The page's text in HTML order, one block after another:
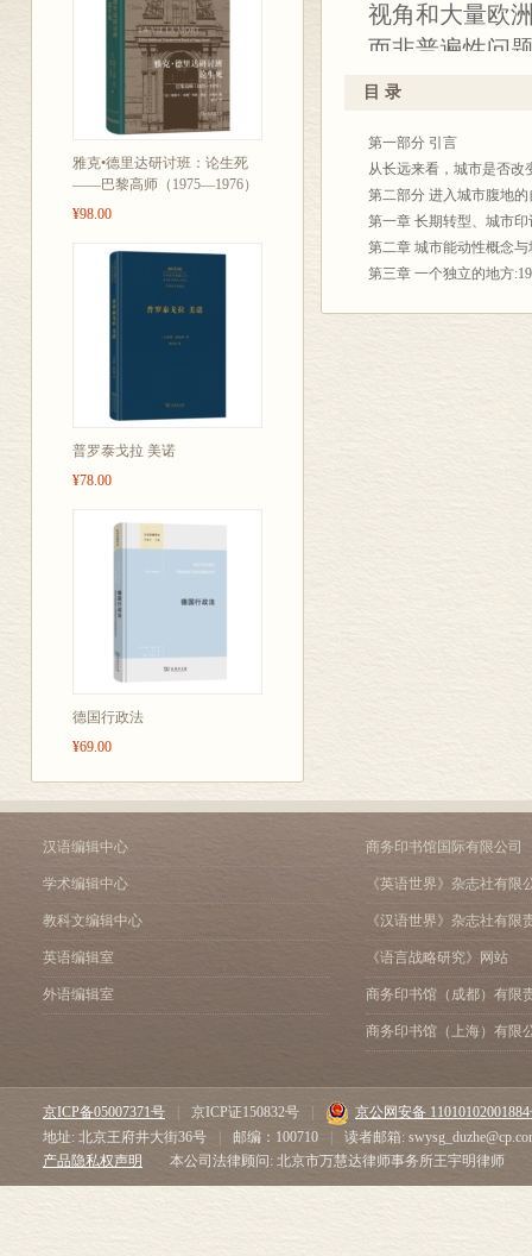
雅克•德里达研讨班：论生死
——巴黎高师（1975—1976）
¥98.00
普罗泰戈拉 美诺
¥78.00
德国行政法
¥69.00
部，6项成果得到省部级
柳晓娟,中国自然资源经
视角和大量欧
而非普遍性问
自然在城市化
类已经成为成
造的技术圈最
的“城市地层”
目 录
第一部分 引言
从长远来看，城市是否改
第二部分 进入城市腹地的
第一章 长期转型、城市
第二章 城市能动性概念
第三章 一个独立的地方
汉语编辑中心
学术编辑中心
教科文编辑中心
英语编辑室
外语编辑室
商务印书馆国际有限公司
《英语世界》杂志社有限
《汉语世界》杂志社有限
《语言战略研究》网站
商务印书馆（成都）有限
商务印书馆（上海）有限
京ICP备05007371号 京ICP证150832号
京公网安备
地址: 北京王府井大街36号
邮编：100710
读者邮箱:
产品隐私权声明
本公司法律顾问: 北京市万慧达律师事务所王宇明律师